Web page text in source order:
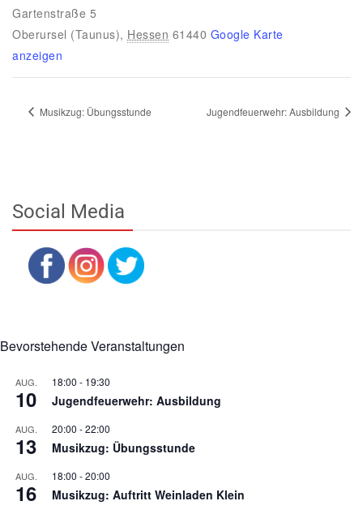
Gartenstraße 5
Oberursel (Taunus), Hessen 61440 Google Karte
anzeigen
Musikzug: Übungsstunde Jugendfeuerwehr: Ausbildung
Social Media
Bevorstehende Veranstaltungen
AUG.
10
18:00 - 19:30
Jugendfeuerwehr: Ausbildung
AUG.
13
20:00 -22:00
Musikzug: Übungsstunde
AUG.
16
18:00 -20:00
Musikzug: Auftritt Weinladen Klein